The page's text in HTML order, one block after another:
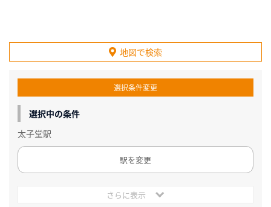
地図で検索
選択条件変更
選択中の条件
太子堂駅
駅を変更
さらに表示